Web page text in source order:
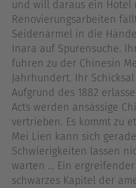
und will daraus ein Hotel
Renovierungsarbeiten
Seidenärmel in die
Inara auf Spurensuche.
führen zu der Chinesin
Jahrhundert. Ihr
Aufgrund des 1882
Acts werden ansässige
vertrieben. Es kommt zu
Mei Lien kann sich
Schwierigkeiten lassen
warten … Ein
schwarzes Kapitel der